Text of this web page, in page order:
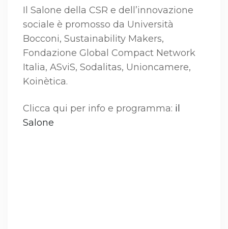
Il Salone della CSR e dell’innovazione
sociale è promosso da Università
Bocconi, Sustainability Makers,
Fondazione Global Compact Network
Italia, ASviS, Sodalitas, Unioncamere,
Koinètica.
Clicca qui per info e programma: il
Salone